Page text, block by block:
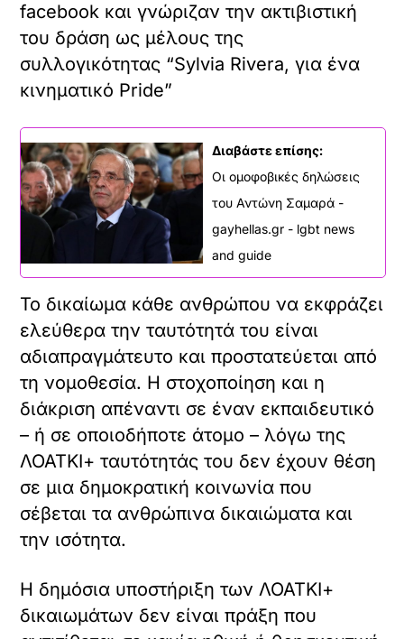
facebook και γνώριζαν την ακτιβιστική
του δράση ως μέλους της
συλλογικότητας “Sylvia Rivera, για ένα
κινηματικό Pride”
Διαβάστε επίσης:
Οι ομοφοβικές δηλώσεις
του Αντώνη Σαμαρά -
gayhellas.gr - lgbt news
and guide
Το δικαίωμα κάθε ανθρώπου να εκφράζει
ελεύθερα την ταυτότητά του είναι
αδιαπραγμάτευτο και προστατεύεται από
τη νομοθεσία. Η στοχοποίηση και η
διάκριση απέναντι σε έναν εκπαιδευτικό
– ή σε οποιοδήποτε άτομο – λόγω της
ΛΟΑΤΚΙ+ ταυτότητάς του δεν έχουν θέση
σε μια δημοκρατική κοινωνία που
σέβεται τα ανθρώπινα δικαιώματα και
την ισότητα.
Η δημόσια υποστήριξη των ΛΟΑΤΚΙ+
δικαιωμάτων δεν είναι πράξη που